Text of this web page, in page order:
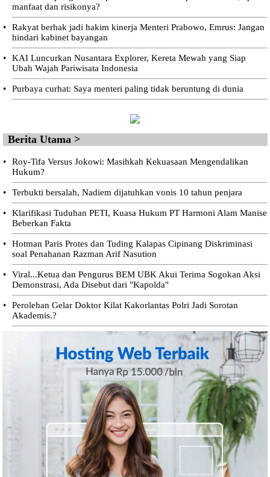
manfaat dan risikonya?
•
Rakyat berhak jadi hakim kinerja Menteri Prabowo, Emrus: Jangan
hindari kabinet bayangan
•
KAI Luncurkan Nusantara Explorer, Kereta Mewah yang Siap
Ubah Wajah Pariwisata Indonesia
• Purbaya curhat: Saya menteri paling tidak beruntung di dunia
Berita Utama >
•
Roy-Tifa Versus Jokowi: Masihkah Kekuasaan Mengendalikan
Hukum?
• Terbukti bersalah, Nadiem dijatuhkan vonis 10 tahun penjara
•
Klarifikasi Tuduhan PETI, Kuasa Hukum PT Harmoni Alam Manise
Beberkan Fakta
•
Hotman Paris Protes dan Tuding Kalapas Cipinang Diskriminasi
soal Penahanan Razman Arif Nasution
•
Viral...Ketua dan Pengurus BEM UBK Akui Terima Sogokan Aksi
Demonstrasi, Ada Disebut dari "Kapolda"
•
Perolehan Gelar Doktor Kilat Kakorlantas Polri Jadi Sorotan
Akademis.?